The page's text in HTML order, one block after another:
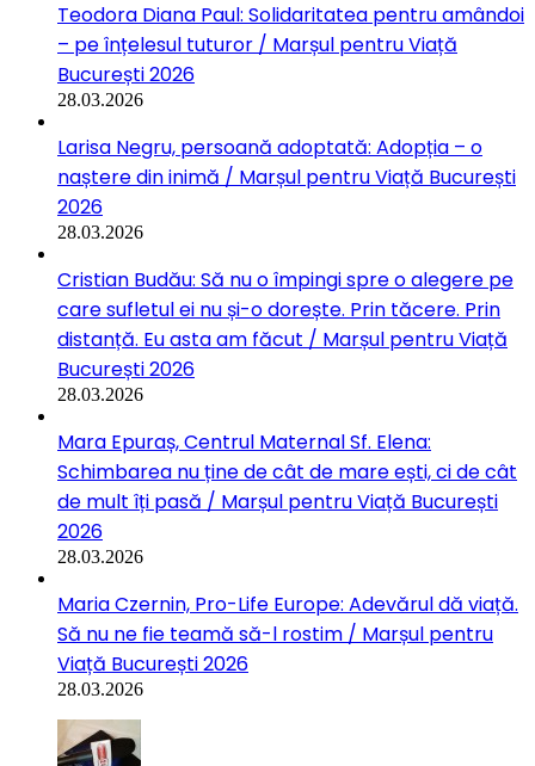
Teodora Diana Paul: Solidaritatea pentru amândoi
– pe înțelesul tuturor / Marșul pentru Viață
București 2026
28.03.2026
Larisa Negru, persoană adoptată: Adopția – o
naștere din inimă / Marșul pentru Viață București
2026
28.03.2026
Cristian Budău: Să nu o împingi spre o alegere pe
care sufletul ei nu și-o dorește. Prin tăcere. Prin
distanță. Eu asta am făcut / Marșul pentru Viață
București 2026
28.03.2026
Mara Epuraș, Centrul Maternal Sf. Elena:
Schimbarea nu ține de cât de mare ești, ci de cât
de mult îți pasă / Marșul pentru Viață București
2026
28.03.2026
Maria Czernin, Pro-Life Europe: Adevărul dă viață.
Să nu ne fie teamă să-l rostim / Marșul pentru
Viață București 2026
28.03.2026